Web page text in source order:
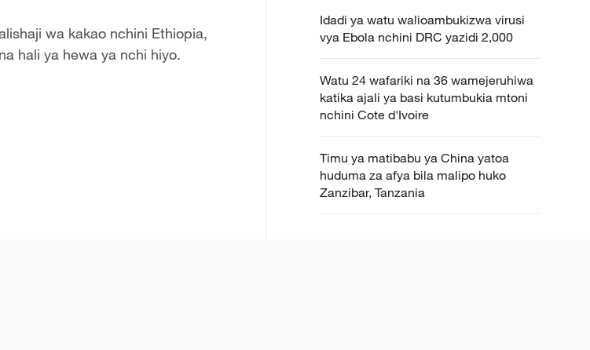
wa kakao nchini Ethiopia,
hali ya hewa ya nchi hiyo.
Idadi ya watu walioambukizwa virusi
vya Ebola nchini DRC yazidi 2,000
Watu 24 wafariki na 36 wamejeruhiwa
katika ajali ya basi kutumbukia mtoni
nchini Cote d'Ivoire
Timu ya matibabu ya China yatoa
huduma za afya bila malipo huko
Zanzibar, Tanzania